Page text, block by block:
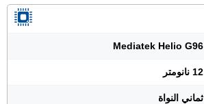
Mediatek Helio G96
12 نانومتر
ثماني النواة